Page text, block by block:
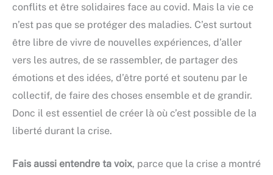
conflits et être solidaires face au covid. Mais la vie ce
n’est pas que se protéger des maladies. C’est surtout
être libre de vivre de nouvelles expériences, d’aller
vers les autres, de se rassembler, de partager des
émotions et des idées, d’être porté et soutenu par le
collectif, de faire des choses ensemble et de grandir.
Donc il est essentiel de créer là où c’est possible de la
liberté durant la crise.
Fais aussi entendre ta voix, parce que la crise a montré